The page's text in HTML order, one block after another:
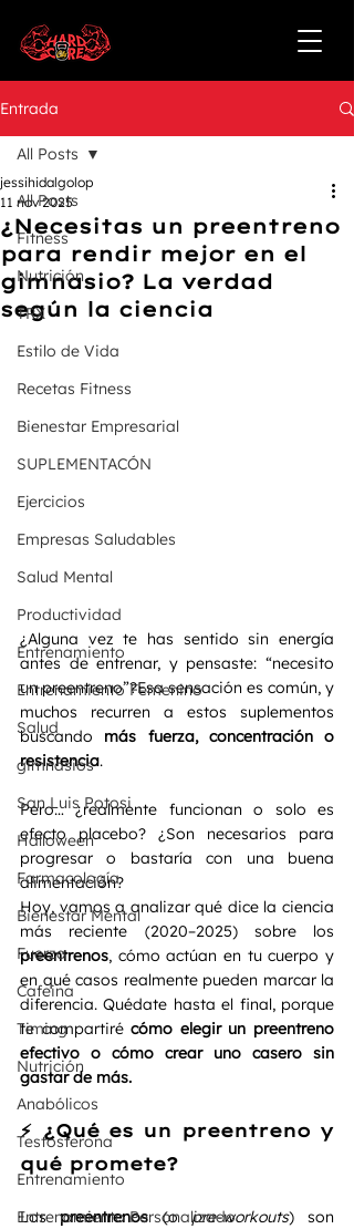
Entrada
All Posts
Fitness
Nutrición
TRX
Estilo de Vida
Recetas Fitness
Bienestar Empresarial
SUPLEMENTACÓN
Ejercicios
Empresas Saludables
Salud Mental
Productividad
Entrenamiento
Entrenamiento Femenino
Salud
gimnasios
San Luis Potosi
Halloween
Farmacología
Bienestar Mental
Fuerza
Cafeina
Timing
Nutrición
Anabólicos
Testosterona
Entrenamiento
Entrenamiento Personalizado
All Posts
¿Necesitas un preentreno
para rendir mejor en el
gimnasio? La verdad
según la ciencia
jessihidalgolop
11 nov 2025
¿Alguna vez te has sentido sin energía
antes de entrenar, y pensaste: “necesito
un preentreno”?Esa sensación es común, y
muchos recurren a estos suplementos
buscando más fuerza, concentración o
resistencia.
Pero… ¿realmente funcionan o solo es
efecto placebo? ¿Son necesarios para
progresar o bastaría con una buena
alimentación?
Hoy, vamos a analizar qué dice la ciencia
preentrenos, cómo actúan en tu cuerpo y
en qué casos realmente pueden marcar la
diferencia. Quédate hasta el final, porque
te compartiré cómo elegir un preentreno
efectivo o cómo crear uno casero sin
gastar de más.
⚡ ¿Qué es un preentreno y
qué promete?
Los preentrenos (o pre-workouts) son